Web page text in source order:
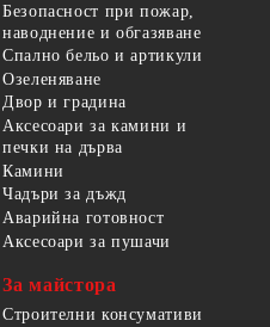
Безопасност при пожар,
наводнение и обгазяване
Спално бельо и артикули
Озеленяване
Двор и градина
Аксесоари за камини и
печки на дърва
Камини
Чадъри за дъжд
Аварийна готовност
Аксесоари за пушачи
За майстора
Строителни консумативи